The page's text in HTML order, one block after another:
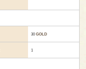
30GOLD
1